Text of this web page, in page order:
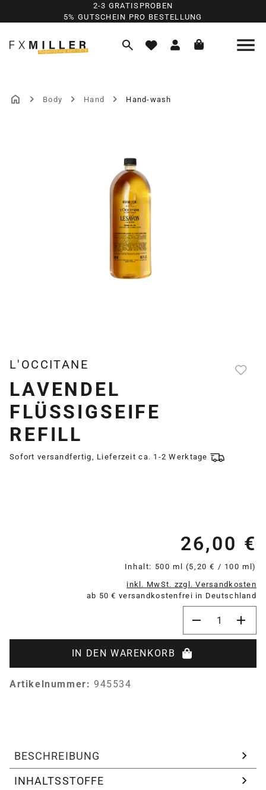
Zum Hauptinhalt springen
2-3 GRATISPROBEN
5% GUTSCHEIN PRO BESTELLUNG
Body Hand Hand-wash
L'OCCITANE
LAVENDEL
FLÜSSIGSEIFE
REFILL
Sofort versandfertig, Lieferzeit ca. 1-2 Werktage
26,00 €
Inhalt: 500 ml (5,20 € / 100 ml)
inkl. MwSt. zzgl. Versandkosten
ab 50 € versandkostenfrei in Deutschland
IN DEN WARENKORB
Artikelnummer: 945534
BESCHREIBUNG
INHALTSSTOFFE